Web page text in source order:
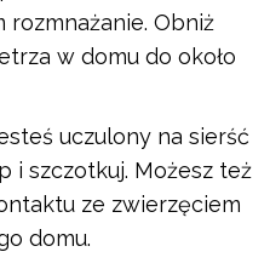
rozmnażanie. Obniż
w domu do około
uczulony na sierść
i szczotkuj. Możesz też
ze zwierzęciem
domu.